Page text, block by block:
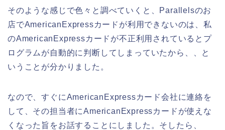
そのような感じで色々と調べていくと、Parallelsのお
店でAmericanExpressカードが利用できないのは、私
のAmericanExpressカードが不正利用されているとプ
ログラムが自動的に判断してしまっていたから、、と
いうことが分かりました。
なので、すぐにAmericanExpressカード会社に連絡を
して、その担当者にAmericanExpressカードが使えな
くなった旨をお話することにしました。そしたら、